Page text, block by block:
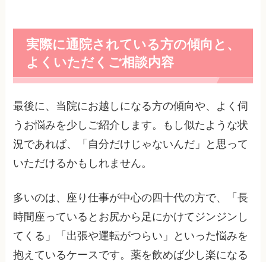
実際に通院されている方の傾向と、
よくいただくご相談内容
最後に、当院にお越しになる方の傾向や、よく伺
うお悩みを少しご紹介します。もし似たような状
況であれば、「自分だけじゃないんだ」と思って
いただけるかもしれません。
多いのは、座り仕事が中心の四十代の方で、「長
時間座っているとお尻から足にかけてジンジンし
てくる」「出張や運転がつらい」といった悩みを
抱えているケースです。薬を飲めば少し楽になる